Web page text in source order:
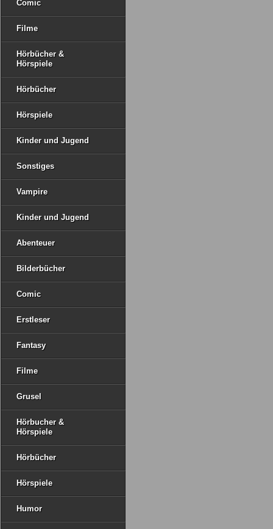
Comic
Filme
Hörbücher &
Hörspiele
Hörbücher
Hörspiele
Kinder und Jugend
Sonstiges
Vampire
Kinder und Jugend
Abenteuer
Bilderbücher
Comic
Erstleser
Fantasy
Filme
Grusel
Hörbucher &
Hörspiele
Hörbücher
Hörspiele
Humor